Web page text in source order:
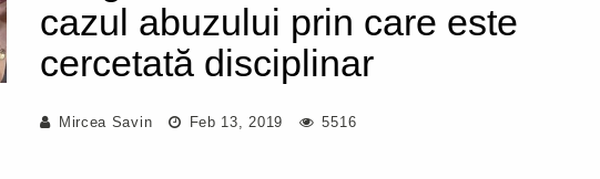
cazul abuzului prin care este
cercetată disciplinar
Mircea Savin Feb 13, 2019 5516